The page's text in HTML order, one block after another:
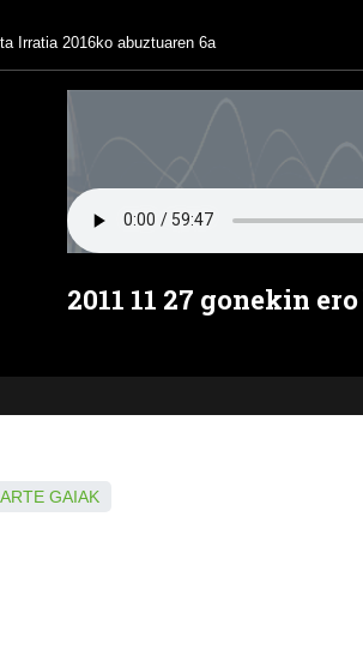
Irratia 2016ko abuztuaren 6a
2011 11 27 gonekin
GAIAK